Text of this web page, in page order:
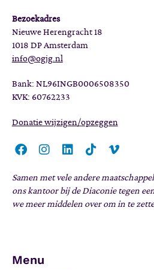
Bezoekadres
Nieuwe Herengracht 18
1018 DP Amsterdam
info@ogjg.nl
Bank: NL96INGB0006508350
KVK: 60762233
Donatie wijzigen/opzeggen
Samen met vele andere
ons kantoor bij de Diaconie tegen
we meer middelen over om in te
Menu